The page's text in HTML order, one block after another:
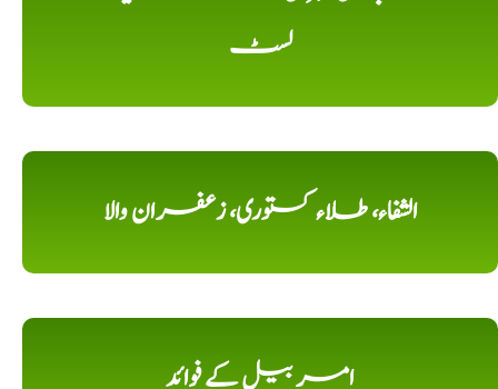
لسٹ
الشفاء، طلاء کستوری، زعفران والا
امر بیل کے فوائد